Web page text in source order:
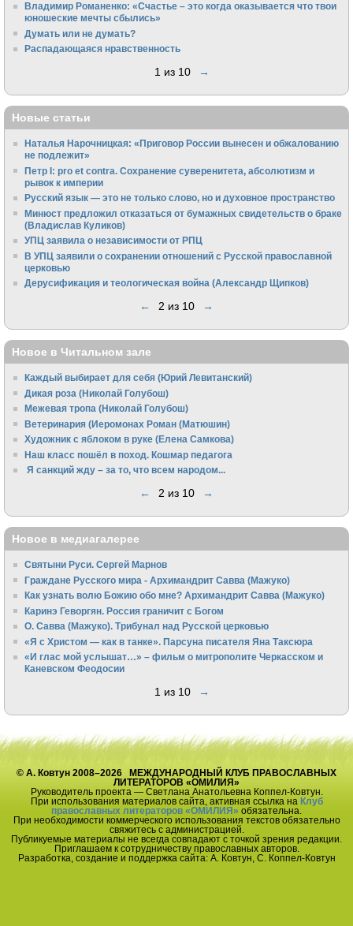
Владимир Романенко: «Счастье – это когда оказывается что твои
юношеские мечты сбылись»
Думать или не думать?
Распадающаяся нравственность
1 из 10 →
Новые статьи
Наталья Нарочницкая: «Приговор России вынесен и обжалованию
не подлежит»
Петр I: pro et contra. Сохранение суверенитета, абсолютизм и
рывок к империи
Русский язык — это не только слово, но и духовное пространство
Минюст предложил отказаться от бумажных свидетельств о браке
(Владислав Куликов)
УПЦ заявила о независимости от РПЦ
В УПЦ заявили о сохранении отношений с Русской православной
церковью
Дерусификация и теологическая война (Александр Щипков)
← 2 из 10 →
Новое в Читальном зале
Каждый выбирает для себя (Юрий Левитанский)
Дикая роза (Николай Голубош)
Межевая тропа (Николай Голубош)
Ветеринария (Иеромонах Роман (Матюшин)
Художник с яблоком в руке (Елена Самкова)
Наш класс пошёл в поход. Кошмар педагога
Я санкций жду – за то, что всем народом...
← 2 из 10 →
Новое в медиагалерее
Святыни Руси. Сергей Марнов
Граждане Русского мира - Архимандрит Савва (Мажуко)
Как узнать волю Божию обо мне? Архимандрит Савва (Мажуко)
Каринэ Геворгян. Россия граничит с Богом
О. Савва (Мажуко). Трибунал над Русской церковью
«Я с Христом — как в танке». Парсуна писателя Яна Таксюра
«И глас мой услышат…» – фильм о митрополите Черкасском и
Каневском Феодосии
1 из 10 →
© А. Ковтун 2008–2026 МЕЖДУНАРОДНЫЙ КЛУБ ПРАВОСЛАВНЫХ
ЛИТЕРАТОРОВ «ОМИЛИЯ»
Руководитель проекта — Светлана Анатольевна Коппел-Ковтун.
При использования материалов сайта, активная ссылка на Клуб
православных литераторов «ОМИЛИЯ» обязательна.
При необходимости коммерческого использования текстов обязательно
свяжитесь с администрацией.
Публикуемые материалы не всегда совпадают с точкой зрения редакции.
Приглашаем к сотрудничеству православных авторов.
Разработка, создание и поддержка сайта: А. Ковтун, С. Коппел-Ковтун